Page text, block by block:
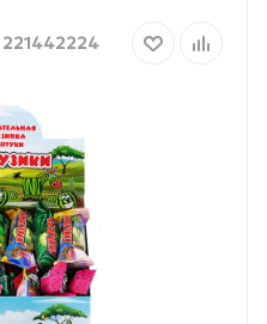
221442224